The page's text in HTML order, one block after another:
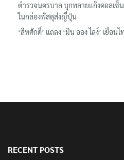
ตำรวจนครบาล บุกทลายแก๊งคอลเซ็
ในกล่องพัสดุส่งญี่ปุ่น
‘สีหศักดิ์’ แถลง ‘มิน ออง ไลง์’ เยือ
RECENT POSTS